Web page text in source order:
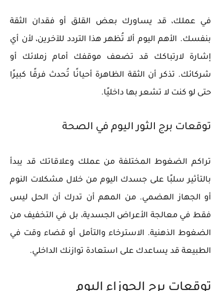
في عملك، قد يساورك بعض القلق أو فقدان الثقة
بنفسك. الأهم اليوم ألا تُظهر هذا التردد للآخرين، لأن أي
إشارة لارتباكك قد تضعف موقفك أمام زملائك أو
شركائك. تذكر أن الثقة الظاهرة أحيانًا تُحدث فرقًا كبيرًا
حتى لو كنت لا تشعر بها داخليًا.
توقعات برج الثور اليوم في الصحة
تراكم الضغوط المختلفة من عملك وعلاقاتك قد يبدأ
بالتأثير سلبًا على جسدك اليوم من خلال مشكلات النوم
أو الجهاز الهضمي. من المهم أن تدرك أن الحل ليس
فقط في معالجة الأعراض الجسدية، بل في التخفيف من
الضغوط الذهنية. الاسترخاء والتأمل أو قضاء وقت في
الطبيعة قد يساعدك على استعادة توازنك الداخلي.
توقعات برج الجوزاء اليوم